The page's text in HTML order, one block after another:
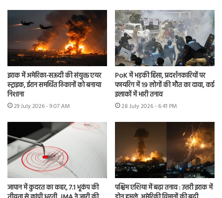
इराक में अमेरिका-सऊदी की संयुक्त एयर
स्ट्राइक, ईरान समर्थित ठिकानों को बनाया
निशाना
29 July 2026 - 9:07 AM
PoK में भड़की हिंसा, प्रदर्शनकारियों पर
फायरिंग में 19 लोगों की मौत का दावा, कई
इलाकों में भारी तनाव
28 July 2026 - 6:41 PM
जापान में कुदरत का कहर, 7.1 भूकंप की
पश्चिम एशिया में बढ़ा तनाव : उत्तरी इराक में